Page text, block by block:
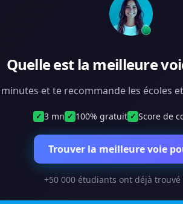
Quelle est la meilleure
et te recommande les écoles
✓ 3 mn ✓ 100% gratuit ✓ Score de
Trouver la meilleure voie
+50 000 étudiants ont déjà trouvé